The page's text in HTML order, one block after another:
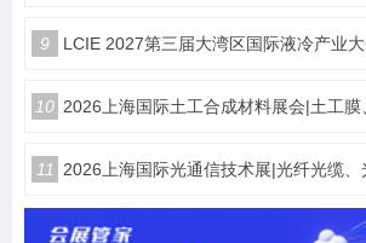
9 LCIE 2027第三届大湾区国际液冷产业大会
10 2026上海国际土工合成材料展会|土工膜、土工布展|土工合
11 2026上海国际光通信技术展|光纤光缆、光模块